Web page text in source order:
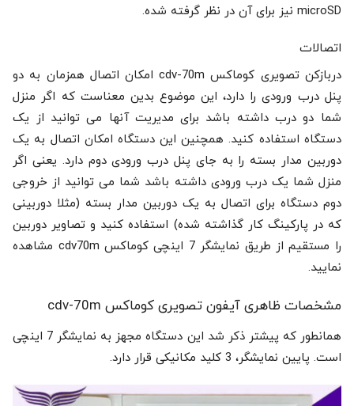
microSD نیز برای آن در نظر گرفته شده.
اتصالات
دربازکن تصویری کوماکس cdv-70m امکان اتصال همزمان به دو
پنل درب ورودی را دارد، این موضوع بدین معناست که اگر منزل
شما دو درب داشته باشد برای مدیریت آنها می توانید از یک
دستگاه استفاده کنید. همچنین این دستگاه امکان اتصال به یک
دوربین مدار بسته را به جای پنل درب ورودی دوم دارد. یعنی اگر
منزل شما یک درب ورودی داشته باشد شما می توانید از خروجی
دوم دستگاه برای اتصال به یک دوربین مدار بسته (مثلا دوربینی
که در پارکینگ کار گذاشته شده) استفاده کنید و تصاویر دوربین
را مستقیم از طریق نمایشگر 7 اینچی کوماکس cdv70m مشاهده
نمایید.
مشخصات ظاهری آیفون تصویری کوماکس cdv-70m
همانطور که پیشتر ذکر شد این دستگاه مجهز به نمایشگر 7 اینچی
است. پایین نمایشگر، 3 کلید مکانیکی قرار دارد.